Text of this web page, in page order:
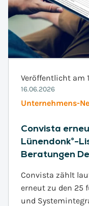
Veröffentlicht am
16.06.2026
Unternehmens-
Convista
Lünendonk®-
Beratungen
Convista zählt
erneut zu den 25
und